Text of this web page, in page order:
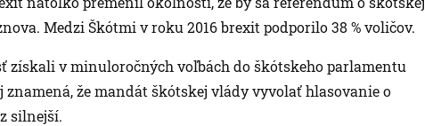
Medzi Škótmi v roku 2016 brexit podporilo 38 % voličov.
získali v minuloročných voľbách do škótskeho parlamentu
znamená, že mandát škótskej vlády vyvolať hlasovanie o
silnejší.